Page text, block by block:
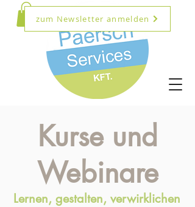
zum Newsletter anmelden
Kurse und
Webinare
Lernen, gestalten, verwirklichen